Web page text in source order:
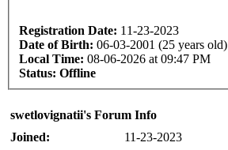
Registration Date: 11-23-2023
Date of Birth: 06-03-2001 (25 years old)
Local Time: 08-06-2026 at 09:47 PM
Status: Offline
swetlovignatii's Forum Info
Joined:
11-23-2023